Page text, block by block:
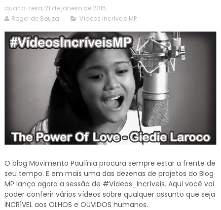
quarta-feira, 21 de janeiro de 2015
Roger de Souza
Vídeos Incríveis MP
O blog Movimento Paulínia procura sempre estar a frente de
seu tempo. E em mais uma das dezenas de projetos do Blog
MP lanço agora a sessão de #Vídeos_Incríveis. Aqui você vai
poder conferir vários vídeos sobre qualquer assunto que seja
INCRÍVEL aos OLHOS e OUVIDOS humanos.